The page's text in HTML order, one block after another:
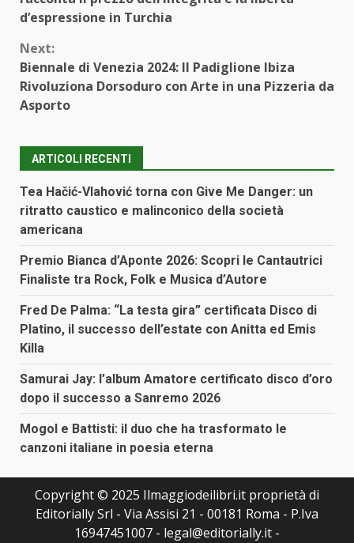
d’espressione in Turchia
Next:
Biennale di Venezia 2024: Il Padiglione Ibiza
Rivoluziona Dorsoduro con Arte in una Pizzeria da
Asporto
ARTICOLI RECENTI
Tea Hačić-Vlahović torna con Give Me Danger: un
ritratto caustico e malinconico della società
americana
Premio Bianca d’Aponte 2026: Scopri le Cantautrici
Finaliste tra Rock, Folk e Musica d’Autore
Fred De Palma: “La testa gira” certificata Disco di
Platino, il successo dell’estate con Anitta ed Emis
Killa
Samurai Jay: l’album Amatore certificato disco d’oro
dopo il successo a Sanremo 2026
Mogol e Battisti: il duo che ha trasformato le
canzoni italiane in poesia eterna
Copyright © 2025 Ilmaggiodeilibri.it proprietà di
Editorially Srl - Via Assisi 21 - 00181 Roma - P.Iva
16947451007 - legal@editorially.it -